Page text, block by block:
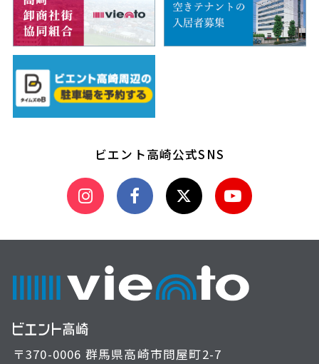
ビエント高崎公式SNS
〒370-0006 群馬県高崎市問屋町2-7